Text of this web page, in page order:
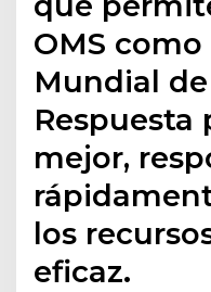
OMS como
Mundial
Respuesta
mejor,
los
eficaz.